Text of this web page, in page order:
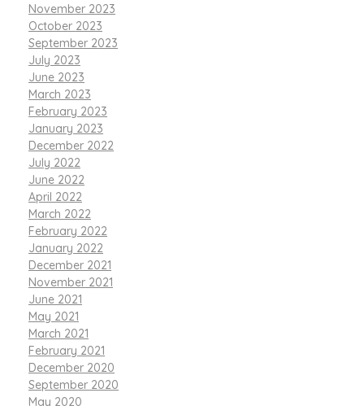
November 2023
October 2023
September 2023
July 2023
June 2023
March 2023
February 2023
January 2023
December 2022
July 2022
June 2022
April 2022
March 2022
February 2022
January 2022
December 2021
November 2021
June 2021
May 2021
March 2021
February 2021
December 2020
September 2020
May 2020